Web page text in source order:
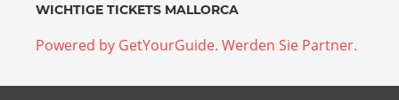
WICHTIGE TICKETS MALLORCA
Powered by GetYourGuide. Werden Sie Partner.